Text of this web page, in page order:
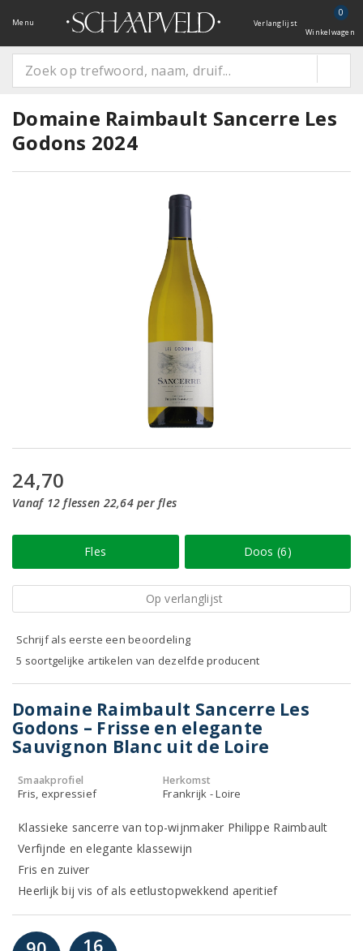
Menu Verlanglijst
0
Winkelwagen
Domaine Raimbault Sancerre Les
Godons 2024
24,70
Vanaf 12 flessen 22,64 per fles
Fles Doos (6)
Op verlanglijst
Schrijf als eerste een beoordeling
5 soortgelijke artikelen van dezelfde producent
Domaine Raimbault Sancerre Les
Godons – Frisse en elegante
Sauvignon Blanc uit de Loire
Smaakprofiel
Fris, expressief
Herkomst
Frankrijk - Loire
Klassieke sancerre van top-wijnmaker Philippe Raimbault
Verfijnde en elegante klassewijn
Fris en zuiver
Heerlijk bij vis of als eetlustopwekkend aperitief
16